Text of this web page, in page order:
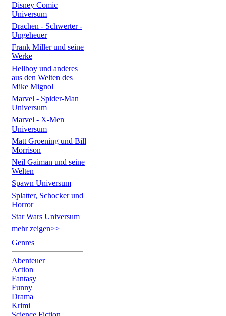
Disney Comic
Universum
Drachen - Schwerter -
Ungeheuer
Frank Miller und seine
Werke
Hellboy und anderes
aus den Welten des
Mike Mignol
Marvel - Spider-Man
Universum
Marvel - X-Men
Universum
Matt Groening und Bill
Morrison
Neil Gaiman und seine
Welten
Spawn Universum
Splatter, Schocker und
Horror
Star Wars Universum
mehr zeigen>>
Genres
Abenteuer
Action
Fantasy
Funny
Drama
Krimi